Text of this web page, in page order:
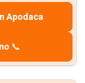
Apodaca
📞